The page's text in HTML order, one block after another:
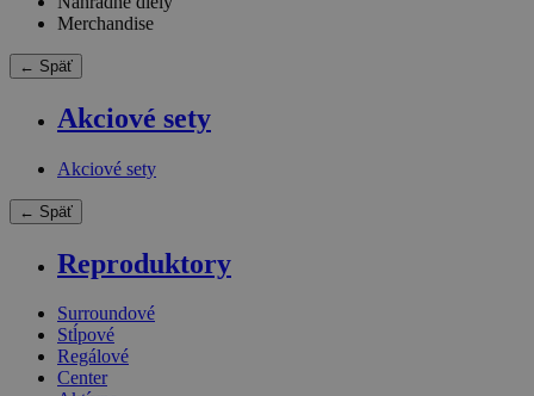
Merchandise
← Späť
Akciové sety
Akciové sety
← Späť
Reproduktory
Surroundové
Stĺpové
Regálové
Center